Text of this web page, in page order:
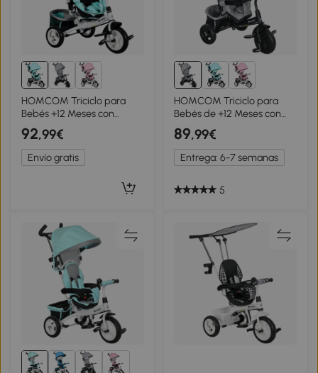
HOMCOM Triciclo para
Bebés +12 Meses con
Mango de Empuje
Telescópico y
Desmontable Bolso para
Mamá y Portabotellas
92,99€
Envío gratis
HOMCOM Triciclo para
Bebés de +12 Meses con
Mango de Empuje
Telescópico y
Desmontable Bolso para
Mamá y Portabotellas Gris
89,99€
Entrega: 6-7 semanas
5